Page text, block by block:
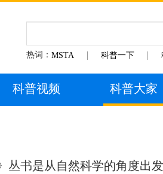
热词： MSTA 科普一下
科普视频 科普大家
书是从自然科学的角度出